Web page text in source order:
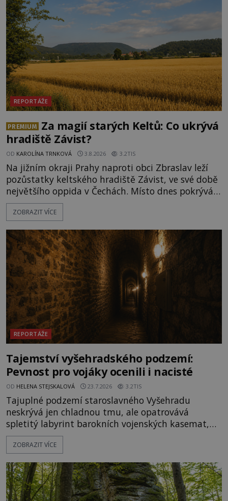
REPORTÁŽE
PREMIUM
Za magií starých Keltů: Co ukrývá
hradiště Závist?
OD KAROLÍNA TRNKOVÁ 3.8.2026 3.2TIS
Na jižním okraji Prahy naproti obci Zbraslav leží
pozůstatky keltského hradiště Závist, ve své době
největšího oppida v Čechách. Místo dnes pokrývá
les, zbytky po kdysi monumentálním hradišti jsou
ale v terénu patrné stále. Co dalšího tu po Keltech
vrch Hr
ZOBRAZIT VÍCE
REPORTÁŽE
Tajemství vyšehradského podzemí:
Pevnost pro vojáky ocenili i nacisté
OD HELENA STEJSKALOVÁ 23.7.2026 3.2TIS
Tajuplné podzemí staroslavného Vyšehradu
neskrývá jen chladnou tmu, ale opatrovává
spletitý labyrint barokních vojenských kasemat,
zapomenuté chrámy a vzácné národní poklady.
Hluboko uvnitř mohutné skály nad řekou Vltavou
vyhýbá shonu moderní metropole. Místo, ke
kterému se vážou nejstarší české mýty, ve svých
temných útrobách střeží monumentální
ZOBRAZIT VÍCE